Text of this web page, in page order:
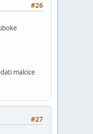
#26
malcice
#27